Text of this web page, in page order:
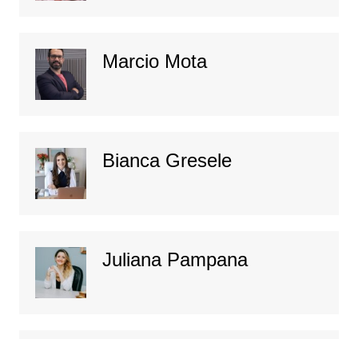
Marcio Mota
Bianca Gresele
Juliana Pampana